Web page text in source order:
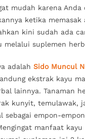
mudah karena Anda
ketika
kini sudah ada
melalui suplemen
adalah Sido Muncul
ekstrak kayu
lainnya. Tanaman
kunyit, temulawak,
sebagai empon-
manfaat kayu